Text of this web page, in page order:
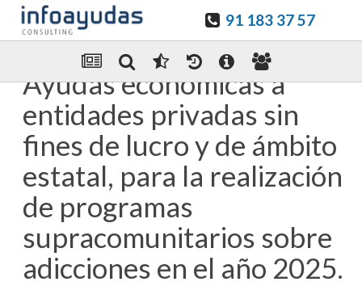
91 183 37 57
Enviar Por email
Ayudas económicas a
entidades privadas sin
fines de lucro y de ámbito
estatal, para la realización
de programas
supracomunitarios sobre
adicciones en el año 2025.